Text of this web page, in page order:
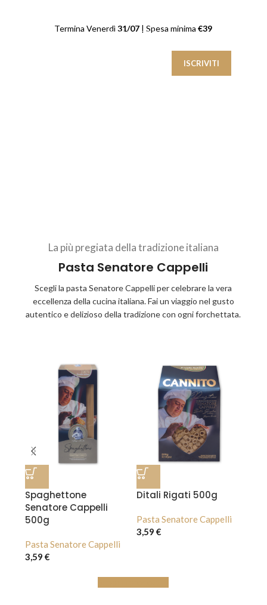
primo ordine.
Termina Venerdì31/07 | Spesa minima€39
La più pregiata della tradizione italiana
Pasta Senatore Cappelli
Scegli la pasta Senatore Cappelli per celebrare la vera
eccellenza della cucina italiana. Fai un viaggio nel gusto
autentico e delizioso della tradizione con ogni forchettata.
Spaghettone
Senatore Cappelli
500g
Pasta Senatore Cappelli
3,59 €
Ditali Rigati 500g
Pasta Senatore Cappelli
3,59€